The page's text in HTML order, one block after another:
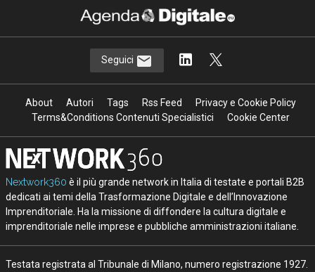
Seguici
About Autori Tags Rss Feed
Privacy e Cookie Policy
Terms&Conditions Contenuti Specialistici
Cookie Center
Nextwork360 è il più grande network in Italia di testate e portali B2B
dedicati ai temi della Trasformazione Digitale e dell’Innovazione
Imprenditoriale. Ha la missione di diffondere la cultura digitale e
imprenditoriale nelle imprese e pubbliche amministrazioni italiane.
Testata registrata al Tribunale di Milano, numero registrazione 1927.